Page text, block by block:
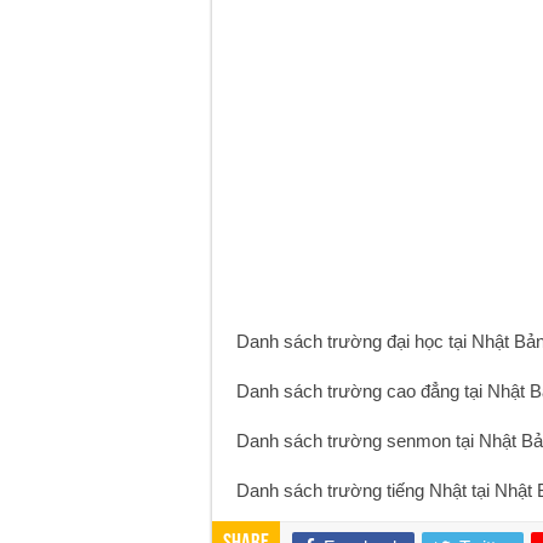
Danh sách trường đại học tại Nhật
Danh sách trường cao đẳng tại Nhật
Danh sách trường senmon tại Nhật
Danh sách trường tiếng Nhật tại Nhật